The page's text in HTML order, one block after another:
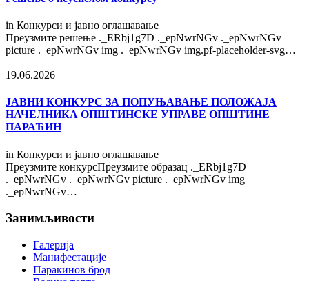
in Конкурси и јавно оглашавање
Преузмите решење ._ERbj1g7D ._epNwrNGv ._epNwrNGv
picture ._epNwrNGv img ._epNwrNGv img.pf-placeholder-svg…
19.06.2026
ЈАВНИ КОНКУРС ЗА ПОПУЊАВАЊЕ ПОЛОЖАЈА
НАЧЕЛНИКА ОПШТИНСКЕ УПРАВЕ ОПШТИНЕ
ПАРАЋИН
in Конкурси и јавно оглашавање
Преузмите конкурсПреузмите образац ._ERbj1g7D
._epNwrNGv ._epNwrNGv picture ._epNwrNGv img
._epNwrNGv…
Занимљивости
Галерија
Манифестације
Паракинов брод